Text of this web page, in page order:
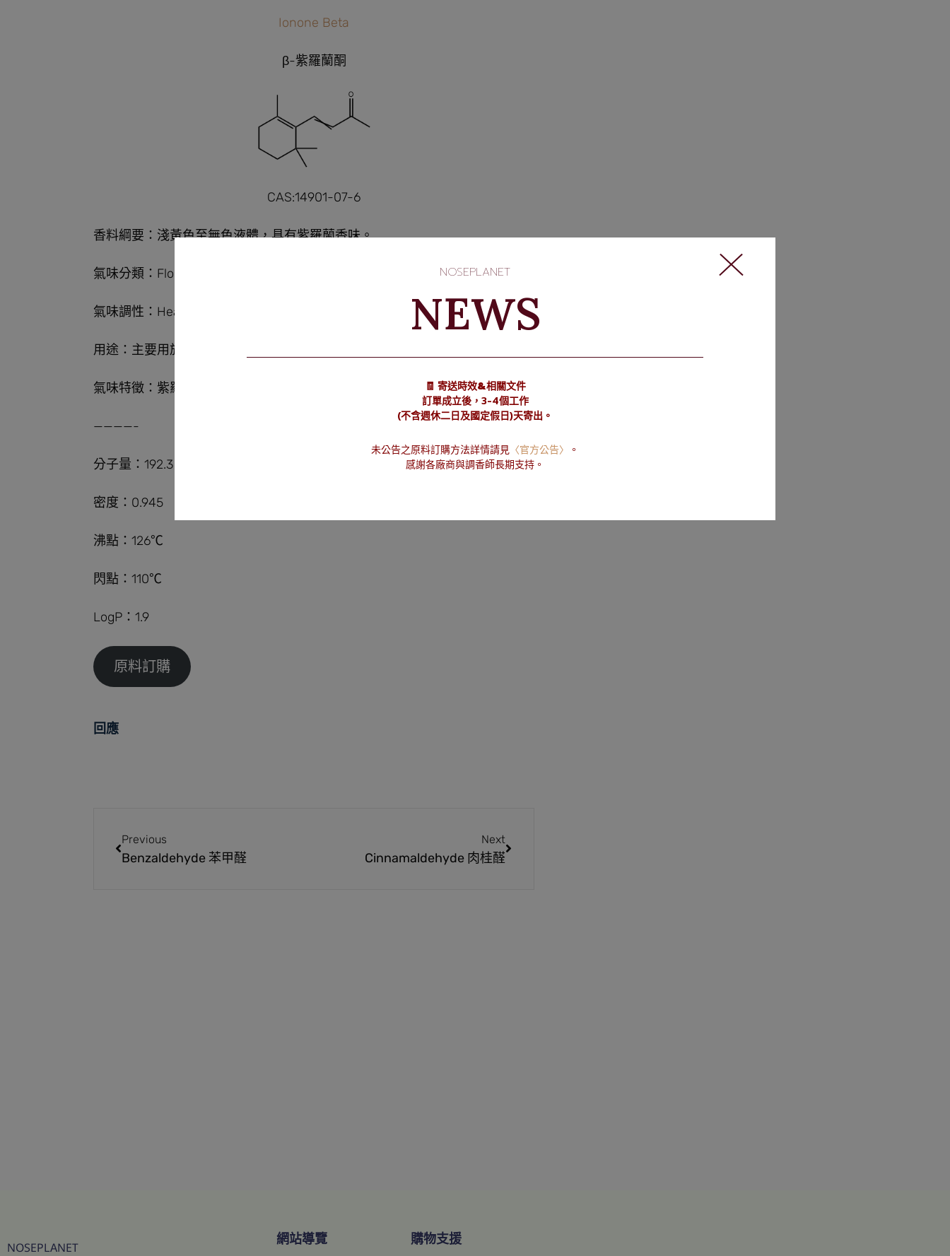
Ionone Beta
β-紫羅蘭酮
CAS:14901-07-6
香料綱要：淺黃色至無色液體，具有紫羅蘭香味。
氣味分類：Floral
氣味調性：Heart/Base
用途：主要用於調製紫羅蘭、樹莓、草莓、黑莓、櫻桃、葡萄、鳳梨等香型。
氣味特徵：紫羅蘭、鳶尾花、芬芳、濃郁
————-
分子量：192.3
密度：0.945
沸點：126℃
閃點：110℃
LogP：1.9
原料訂購
回應
Previous
Benzaldehyde 苯甲醛
Next
Cinnamaldehyde 肉桂醛
NOSEPLANET
網站導覽 購物支援
NOSEPLANET
NEWS
🧾 寄送時效&相關文件
訂單成立後，3-4個工作
(不含週休二日及國定假日)天寄出。
未公告之原料訂購方法詳情請見 〈官方公告〉
。
感謝各廠商與調香師長期支持。